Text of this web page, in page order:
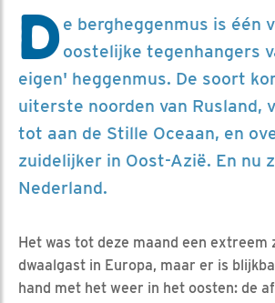
De bergheggenmus is één
oostelijke tegenhangers
eigen' heggenmus. De soort
uiterste noorden van Rusland,
tot aan de Stille Oceaan, en
zuidelijker in Oost-Azië. En nu
Nederland.
Het was tot deze maand een extreem
dwaalgast in Europa, maar er is
hand met het weer in het oosten: de